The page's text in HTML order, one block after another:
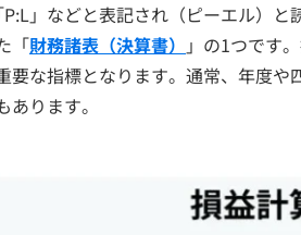
P:L」などと表記され（ピーエル）と
「財務諸表（決算書） 」の1つです
要な指標となります。通常、年度
あります。